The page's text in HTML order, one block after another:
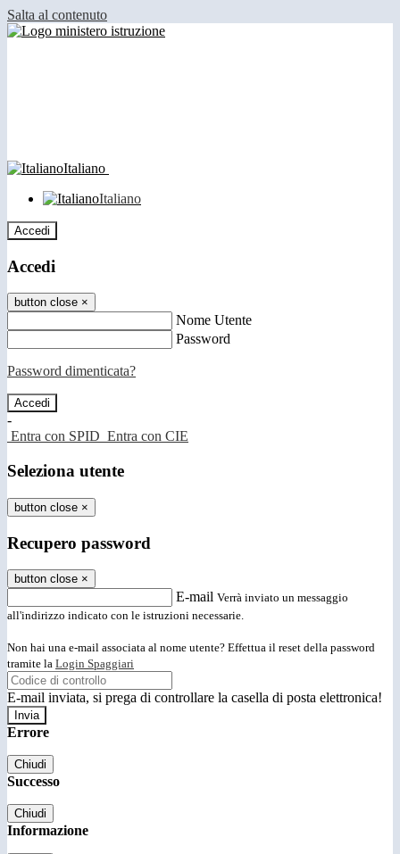
Salta al contenuto
Italiano
Italiano
Accedi
Accedi
button close ×
Nome Utente
Password
Password dimenticata?
-
Entra con SPID Entra con CIE
Seleziona utente
button close ×
Recupero password
button close ×
E-mail Verrà inviato un messaggio
all'indirizzo indicato con le istruzioni necessarie.
Non hai una e-mail associata al nome utente? Effettua il reset della password
tramite la Login Spaggiari
E-mail inviata, si prega di controllare la casella di posta elettronica!
Errore
Chiudi
Successo
Chiudi
Informazione